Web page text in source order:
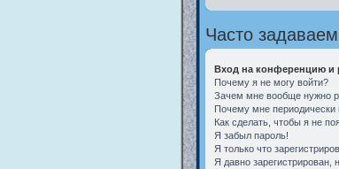
Часто
Вход на конференцию и
Почему я не могу войти?
Зачем мне вообще нужно
Почему мне периодически
Как сделать, чтобы я не
Я забыл пароль!
Я только что
Я давно зарегистрирован,